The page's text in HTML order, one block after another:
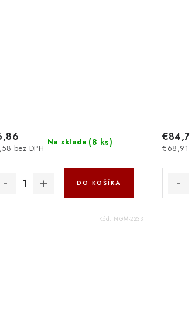
Na sklade (8 ks)
bez DPH
DO KOŠÍKA
Kód: NGM-2233
€68,91